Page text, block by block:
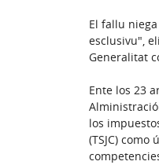
El fallu
esclusivu",
Generalitat
Ente los 23
los
(TSJC)